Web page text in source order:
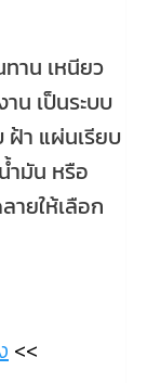
าน เหนียว
น เป็นระบบ
ฝ้า แผ่นเรียบ
ำมัน หรือ
ายให้เลือก
<<